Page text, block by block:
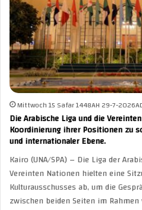
Mittwoch 15 Safar 1448AH 29-7-
Die Arabische Liga und die
Koordinierung ihrer Positionen zu
und internationaler Ebene.
Kairo (UNA/SPA) – Die Liga der
Vereinten Nationen hielten eine
Kulturausschusses ab, um die
zwischen beiden Seiten im